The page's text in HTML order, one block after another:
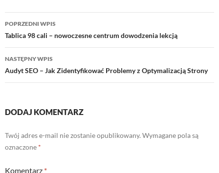
Nawigacja
wpisu
POPRZEDNI WPIS
Tablica 98 cali – nowoczesne centrum dowodzenia lekcją
NASTĘPNY WPIS
Audyt SEO – Jak Zidentyfikować Problemy z Optymalizacją Strony
DODAJ KOMENTARZ
Twój adres e-mail nie zostanie opublikowany.Wymagane pola są
oznaczone *
Komentarz *